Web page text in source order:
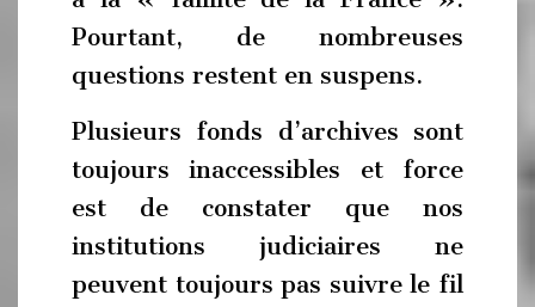
Pourtant, de nombreuses
questions restent en suspens.
Plusieurs fonds d’archives sont
toujours inaccessibles et force
est de constater que nos
institutions judiciaires ne
peuvent toujours pas suivre le fil